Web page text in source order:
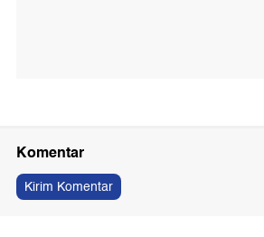
Komentar
Kirim Komentar